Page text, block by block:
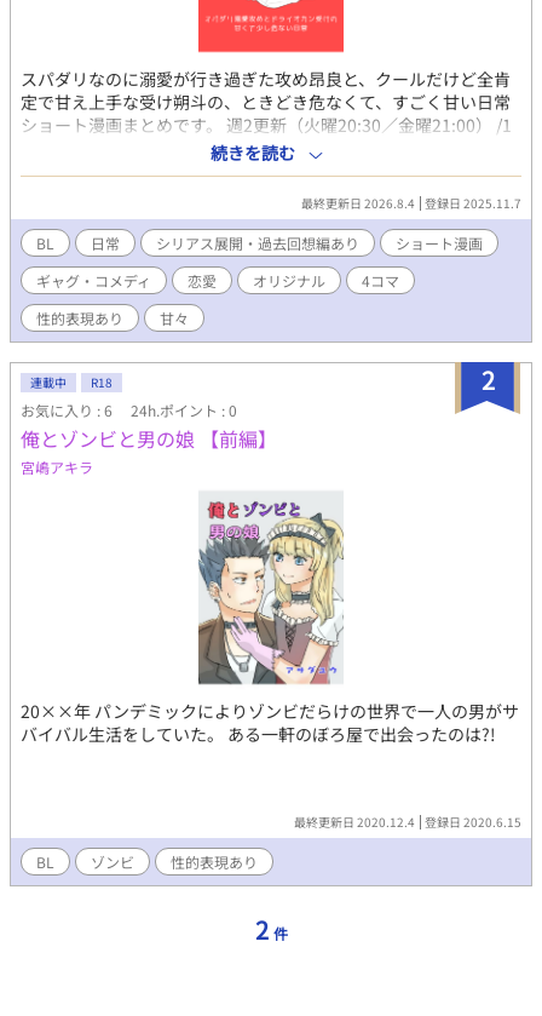
スパダリなのに溺愛が行き過ぎた攻め昂良と、クールだけど全肯
定で甘え上手な受け朔斗の、ときどき危なくて、すごく甘い日常
ショート漫画まとめです。 週2更新（火曜20:30／金曜21:00） /1
ページ〜短篇中心。 ほのぼの回の合間に、時々R18や少し暗めの
お話も入ります。 ※オリジナルBL小説「Rely on』の漫画短編集
です。 完結済みの一期、現在執筆中の二期のその後の二人の話な
のでかなりネタバレ含みます。ご注意ください。
続きを読む
最終更新日 2026.8.4 登録日 2025.11.7
BL 日常 シリアス展開・過去回想編あり
ショート漫画
ギャグ・コメディ
恋愛 オリジナル
4コマ
性的表現あり
甘々
2
連載中 R18
お気に入り : 6 24h.ポイント : 0
俺とゾンビと男の娘 【前編】
宮嶋アキラ
20××年 パンデミックによりゾンビだらけの世界で一人の男がサ
バイバル生活をしていた。 ある一軒のぼろ屋で出会ったのは?!
最終更新日 2020.12.4 登録日 2020.6.15
BL ゾンビ 性的表現あり
2 件